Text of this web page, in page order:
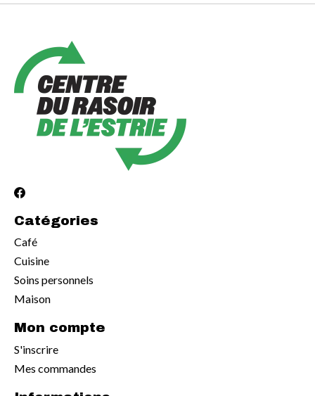
Catégories
Café
Cuisine
Soins personnels
Maison
Mon compte
S'inscrire
Mes commandes